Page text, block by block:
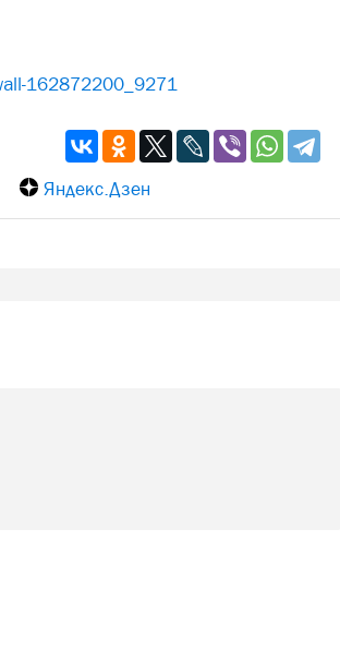
162872200_9271
Яндекс.Дзен